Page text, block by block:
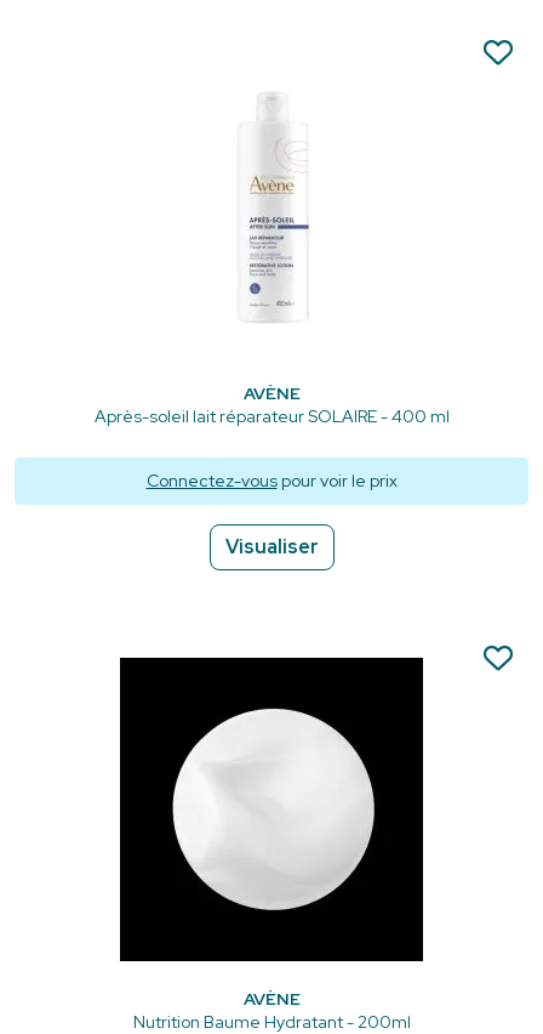
AVÈNE
Après-soleil lait réparateur SOLAIRE - 400 ml
Connectez-vouspour voir le prix
Visualiser
AVÈNE
Nutrition Baume Hydratant - 200ml